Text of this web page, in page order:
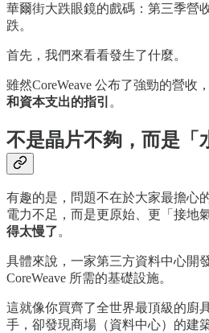
華爾街大跌眼鏡的戲碼：第三季營
跌。
首先，我們來看看發生了什麼。
雖然CoreWeave 公布了強勁的營收
和資本支出的指引 。
不是晶片不夠，而是「
有趣的是，問題不在於大家最擔心
電力不足，而是更原始、更「接
得太慢了。
具體來說，一家第三方資料中心開
CoreWeave 所需的基礎設施。
這就像你買齊了全世界最頂級的廚
手，卻發現商場（資料中心）的建